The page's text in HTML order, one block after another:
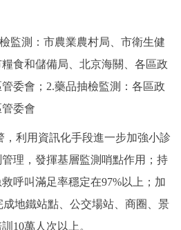
測：市農業農村局、市衛生健
食和儲備局、北京海關、各區政
委會；2.藥品抽檢監測：各區政
委會
利用資訊化手段進一步加強小診
理，發揮基層監測哨點作用；持
呼叫滿足率穩定在97%以上；加
地鐵站點、公交場站、商圈、景
10萬人次以上。